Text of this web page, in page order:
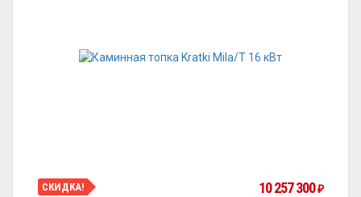
СКИДКА! 10 257 300 ₽